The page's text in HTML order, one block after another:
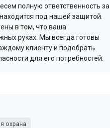
полную ответственность за
под нашей защитой.
в том, что ваша
руках. Мы всегда готовы
клиенту и подобрать
для его потребностей.
охрана